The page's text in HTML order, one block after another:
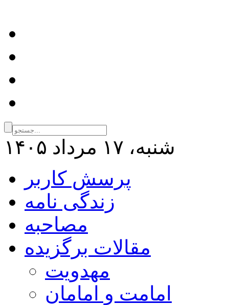
شنبه، ۱۷ مرداد ۱۴۰۵
پرسش کاربر
زندگی نامه
مصاحبه
مقالات برگزیده
مهدویت
امامت و امامان